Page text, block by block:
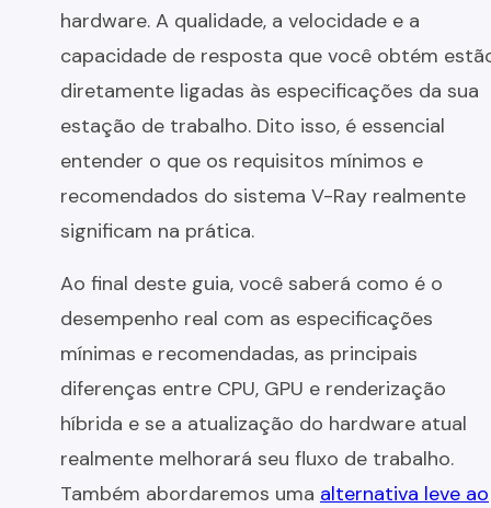
hardware. A qualidade, a velocidade e a
capacidade de resposta que você obtém
diretamente ligadas às especificações da sua
estação de trabalho. Dito isso, é essencial
entender o que os requisitos mínimos e
recomendados do sistema V-Ray realmente
significam na prática.
Ao final deste guia, você saberá como é o
desempenho real com as especificações
mínimas e recomendadas, as principais
diferenças entre CPU, GPU e renderização
híbrida e se a atualização do hardware atual
realmente melhorará seu fluxo de trabalho.
Também abordaremos uma alternativa leve ao